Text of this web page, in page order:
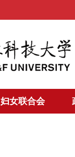
妇女联合会